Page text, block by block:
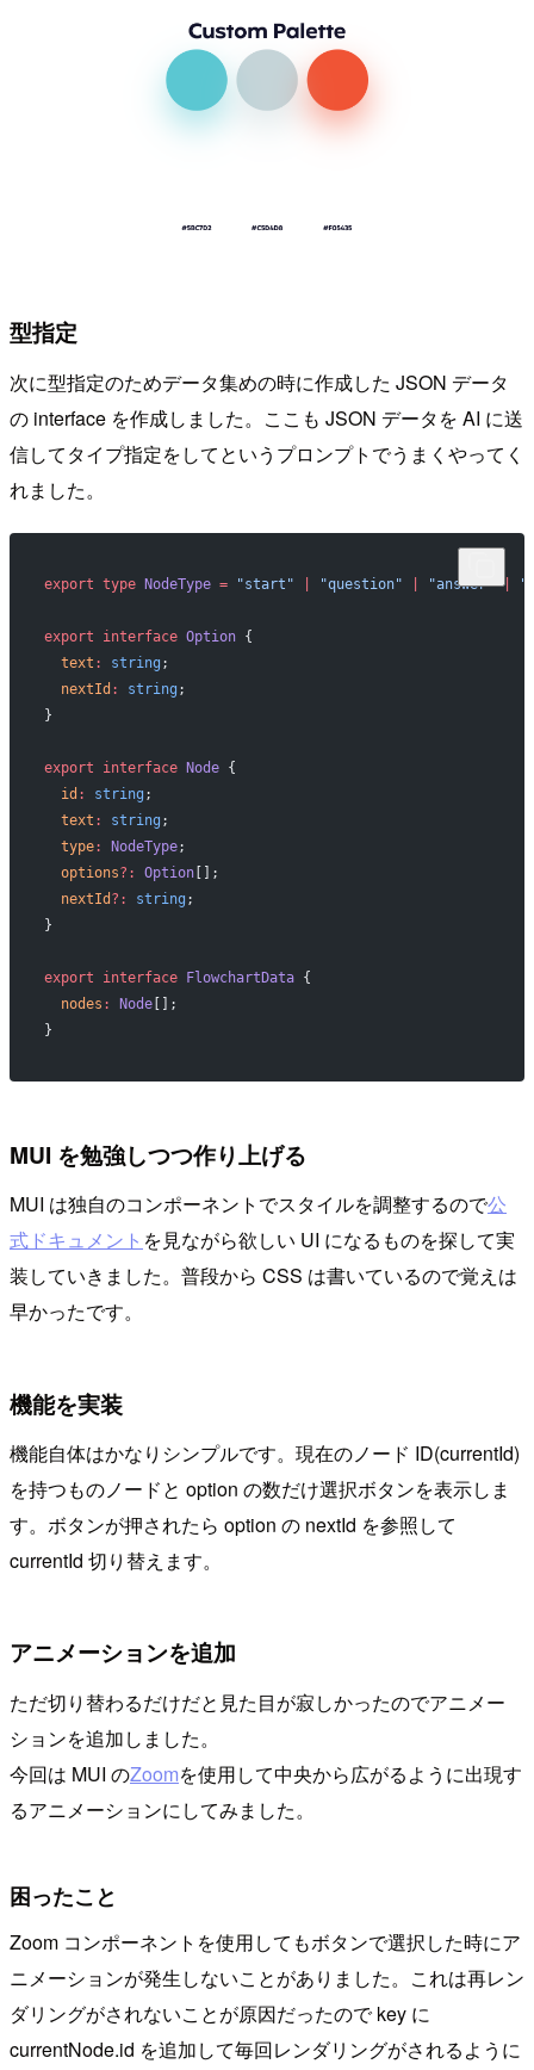
型指定
次に型指定のためデータ集めの時に作成した JSON データ
の interface を作成しました。ここも JSON データを AI に送
信してタイプ指定をしてというプロンプトでうまくやってく
れました。
export type NodeType = "start" "question" "answer" |
export interface Option {
  text
: string ;
  nextId
: string ;
}
export interface Node {
  id
: string ;
  text
: string ;
  type
: NodeType;
  options
?: Option[];
  nextId
?: string ;
}
export interface FlowchartData {
  nodes
: Node[];
}
MUI を勉強しつつ作り上げる
MUI は独自のコンポーネントでスタイルを調整するので公
式ドキュメント を見ながら欲しい UI になるものを探して実
装していきました。普段から CSS は書いているので覚えは
早かったです。
機能を実装
機能自体はかなりシンプルです。現在のノード ID(currentId)
を持つものノードと option の数だけ選択ボタンを表示しま
す。ボタンが押されたら option の nextId を参照して
currentId 切り替えます。
アニメーションを追加
ただ切り替わるだけだと見た目が寂しかったのでアニメー
ションを追加しました。
今回は MUI のZoomを使用して中央から広がるように出現す
るアニメーションにしてみました。
困ったこと
Zoom コンポーネントを使用してもボタンで選択した時にア
ニメーションが発生しないことがありました。これは再レン
ダリングがされないことが原因だったので key に
currentNode.id を追加して毎回レンダリングがされるように